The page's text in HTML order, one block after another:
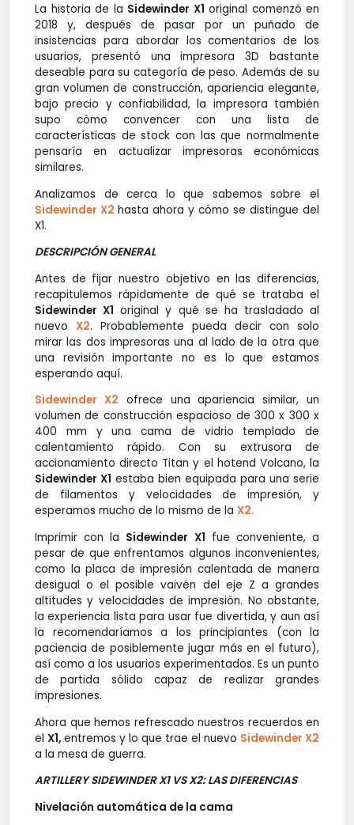
La historia de la Sidewinder X1 original comenzó en
2018 y, después de pasar por un puñado de
insistencias para abordar los comentarios de los
usuarios, presentó una impresora 3D bastante
deseable para su categoría de peso. Además de su
gran volumen de construcción, apariencia elegante,
bajo precio y confiabilidad, la impresora también
supo cómo convencer con una lista de
características de stock con las que normalmente
pensaría en actualizar impresoras económicas
similares.
Analizamos de cerca lo que sabemos sobre el
Sidewinder X2 hasta ahora y cómo se distingue del
X1.
DESCRIPCIÓN GENERAL
Antes de fijar nuestro objetivo en las diferencias,
recapitulemos rápidamente de qué se trataba el
Sidewinder X1 original y qué se ha trasladado al
nuevo X2. Probablemente pueda decir con solo
mirar las dos impresoras una al lado de la otra que
una revisión importante no es lo que estamos
esperando aquí.
Sidewinder X2 ofrece una apariencia similar, un
volumen de construcción espacioso de 300 x 300 x
400 mm y una cama de vidrio templado de
calentamiento rápido. Con su extrusora de
accionamiento directo Titan y el hotend Volcano, la
Sidewinder X1 estaba bien equipada para una serie
de filamentos y velocidades de impresión, y
esperamos mucho de lo mismo de la X2.
Imprimir con la Sidewinder X1 fue conveniente, a
pesar de que enfrentamos algunos inconvenientes,
como la placa de impresión calentada de manera
desigual o el posible vaivén del eje Z a grandes
altitudes y velocidades de impresión. No obstante,
la experiencia lista para usar fue divertida, y aun así
la recomendaríamos a los principiantes (con la
paciencia de posiblemente jugar más en el futuro),
así como a los usuarios experimentados. Es un punto
de partida sólido capaz de realizar grandes
impresiones.
Ahora que hemos refrescado nuestros recuerdos en
el X1, entremos y lo que trae el nuevo Sidewinder X2
a la mesa de guerra.
ARTILLERY SIDEWINDER X1 VS X2: LAS DIFERENCIAS
Nivelación automática de la cama